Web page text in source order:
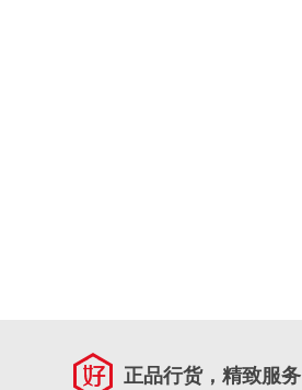
正品行货，精致服务